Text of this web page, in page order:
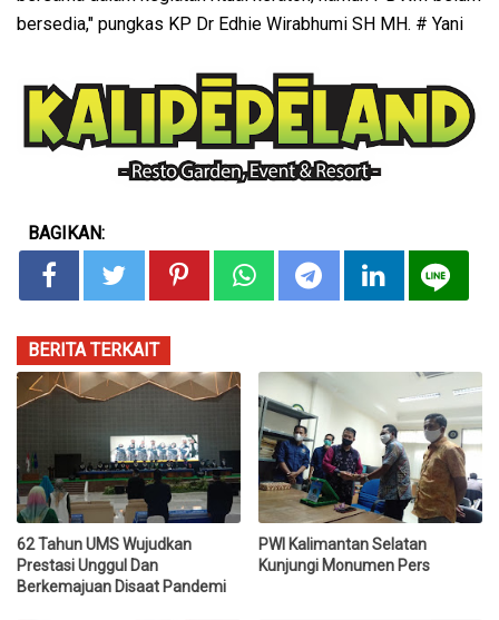
bersedia," pungkas KP Dr Edhie Wirabhumi SH MH. # Yani
BAGIKAN:
BERITA TERKAIT
62 Tahun UMS Wujudkan
Prestasi Unggul Dan
Berkemajuan Disaat Pandemi
PWI Kalimantan Selatan
Kunjungi Monumen Pers